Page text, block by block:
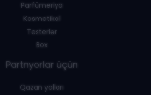
Parfümeriya
Kosmetika1
Testerlər
Box
Partnyorlar üçün
Qazan yolları